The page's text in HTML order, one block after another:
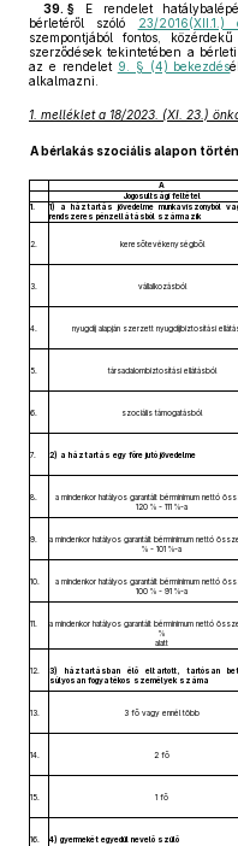
39. § E rendelet
bérletéről szóló
23/2016(XII.1.)
szempontjából fontos,
szerződések tekintetében a
az e rendelet 9. § (4) bekezdés
alkalmazni.
1. melléklet a 18/2023. (XI. 23.)
A bérlakás szociális alapon
A
Jogosultsági feltétel
1.
1) a háztartás jövedelme munkaviszonyból
rendszeres pénzellátásból származik
2. keresőtevékenységből
3. vállalkozásból
4. nyugdíj alapján szerzett nyugdíjbiztosítási
5. társadalombiztosítási ellátásból
6. szociális támogatásból
7. 2) a háztartás egy főre jutó jövedelme
8.
a mindenkor hatályos garantált bérminimum nettó
120 % - 111 %-a
9.
a mindenkor hatályos garantált bérminimum nettó
% - 101 %-a
10.
a mindenkor hatályos garantált bérminimum nettó
100 % - 91 %-a
11.
a mindenkor hatályos garantált bérminimum nettó
%
alatt
12.
3) háztartásban élő eltartott, tartósan
súlyosan fogyatékos személyek száma
13. 3 fő vagy ennél több
14. 2 fő
15. 1 fő
16. 4) gyermekét egyedül nevelő szülő